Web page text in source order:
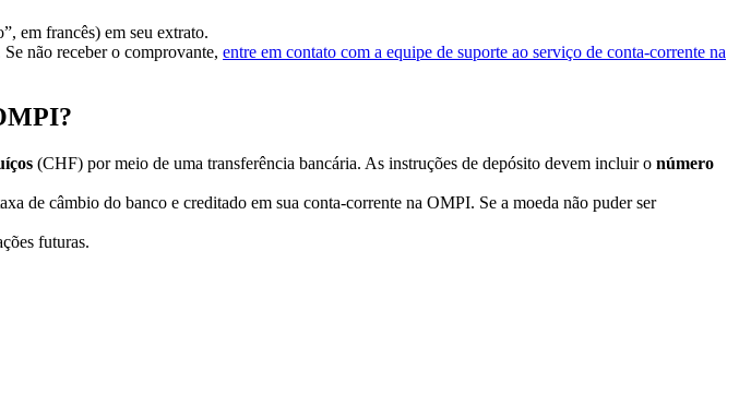
em francês) em seu extrato.
não receber o comprovante, entre em contato com a equipe de suporte ao serviço de conta-corrente na
(CHF) por meio de uma transferência bancária. As instruções de depósito devem incluir o número
de câmbio do banco e creditado em sua conta-corrente na OMPI. Se a moeda não puder ser
futuras.